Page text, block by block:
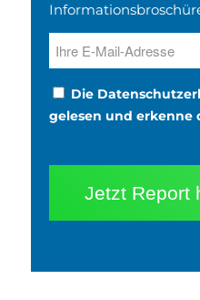
E
-
M
a
rf
D
a
c
u
Die
gelesen und erkenne